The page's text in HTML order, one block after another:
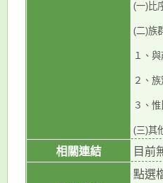
(一)比
(二)族
１、
２、
３、
(三)其
相關連結 目前
點選